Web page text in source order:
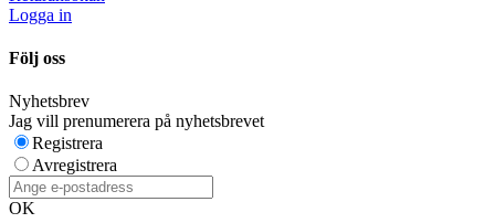
Logga in
Följ oss
Nyhetsbrev
Jag vill prenumerera på nyhetsbrevet
Registrera
Avregistrera
OK